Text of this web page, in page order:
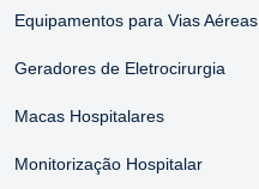
Equipamentos para Vias Aéreas
Geradores de Eletrocirurgia
Macas Hospitalares
Monitorização Hospitalar